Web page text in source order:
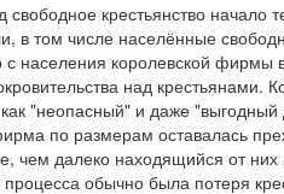
крестьянство начало
в том числе населённые
населения королевской фирмы
над крестьянами.
"неопасный" и даже
по размерам оставалась
чем далеко находящийся от них
обычно была потеря